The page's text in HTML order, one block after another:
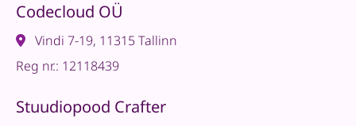
Codecloud OÜ
Vindi 7-19, 11315 Tallinn
Reg nr.: 12118439
Stuudiopood Crafter